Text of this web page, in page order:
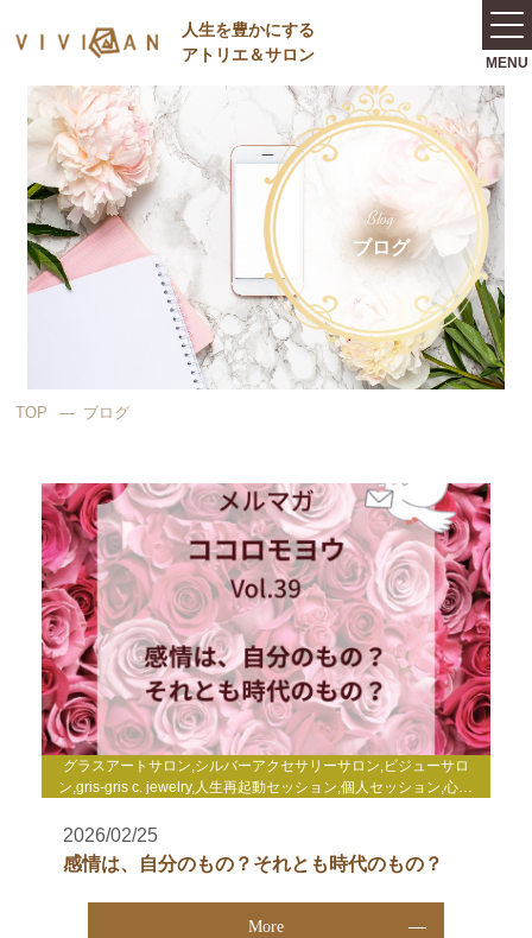
⼈⽣を豊かにする
アトリエ＆サロン
Blog
ブログ
TOP ブログ
グラスアートサロン,シルバーアクセサリーサロン,ビジューサロ
ン,gris-gris c. jewelry,人生再起動セッション,個人セッション,心理
ロン,TCカラーセラピー講座,その他
2026/02/25
感情は、自分のもの？それとも時代のもの？
More